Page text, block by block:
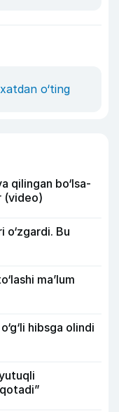
o‘ting
qilingan bo‘lsa-
(video)
o‘zgardi. Bu
ma’lum
hibsga olindi